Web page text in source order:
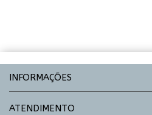
INFORMAÇÕES
ATENDIMENTO